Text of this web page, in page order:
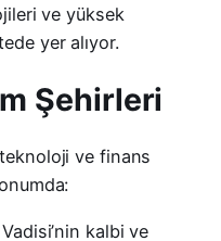
ve yüksek
yer alıyor.
Şehirleri
teknoloji ve finans
kalbi ve